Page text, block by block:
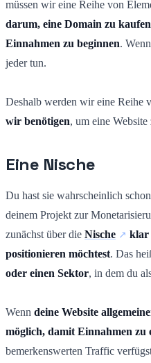
müssen wir eine Reihe von
darum, eine Domain zu
Einnahmen zu beginnen.
jeder tun.
Deshalb werden wir eine Reihe
wir benötigen, um eine
Eine Nische
Du hast sie wahrscheinlich
deinem Projekt zur
zunächst über die Nische
klar
positionieren möchtest. Das
oder einen Sektor, in dem du
Wenn deine Website
möglich, damit Einnahmen zu
bemerkenswerten Traffic